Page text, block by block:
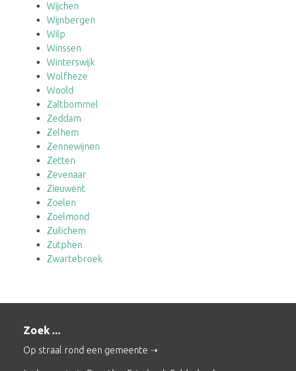
Wijchen
Wijnbergen
Wilp
Winssen
Winterswijk
Wolfheze
Woold
Zaltbommel
Zeddam
Zelhem
Zennewijnen
Zetten
Zevenaar
Zieuwent
Zoelen
Zoelmond
Zuilichem
Zutphen
Zwartebroek
Zoek ...
Op straal rond een gemeente